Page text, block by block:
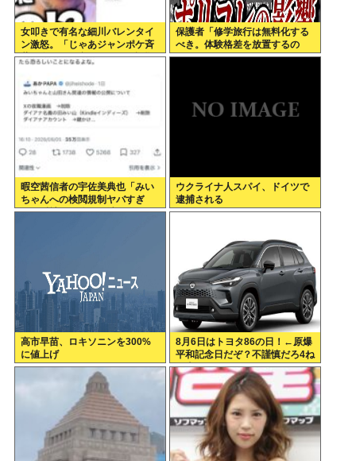
女叩きで有名な細川バレンタイ
ン激怒。「じゃあジャンポケ斉
藤と女が不同意だったって証拠
保護者「修学旅行は無料化する
べき。体験格差を放置するの
か」←これ
暇空茜信者の宇佐美典也「みい
ちゃんへの検閲規制ヤバすぎ
る」反社との絡みを消させたフ
ウクライナ人スパイ、ドイツで
逮捕される
高市早苗、ロキソニンを300%
に値上げ
8月6日はトヨタ86の日！←原爆
平和記念日だぞ？不謹慎だろ4ね
や車カス